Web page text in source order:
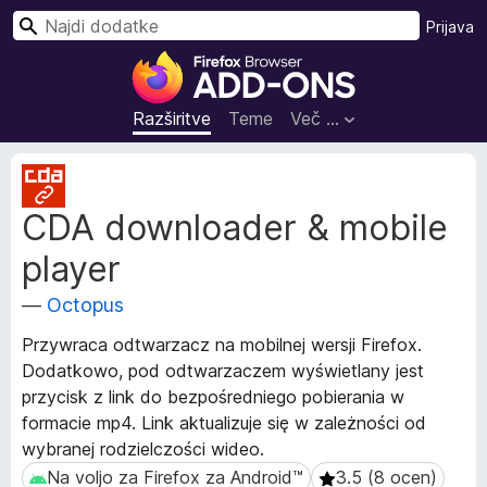
D
o
d
a
i
z
s
k
a
l
n
i
Razširitve Teme Več …
Prijava
CDA downloader & mobile
player
— Octopus
Przywraca odtwarzacz na mobilnej wersji Firefox.
Dodatkowo, pod odtwarzaczem wyświetlany jest
przycisk z link do bezpośredniego pobierania w
formacie mp4. Link aktualizuje się w zależności od
wybranej rodzielczości wideo.
Na voljo za Firefox za Android™
Na voljo za Firefox za Android™ 3.5 (8 ocen)
3.5 (8 ocen)
M
t
a
p
o
d
a
t
k
i
o
r
a